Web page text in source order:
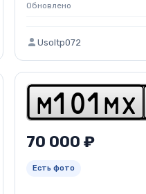
Обновлено
Usoltp072
m 1 0 1 m x
70 000 ₽
Есть фото